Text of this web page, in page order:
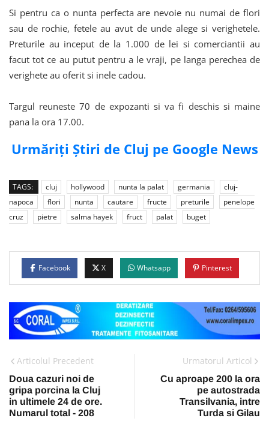
Si pentru ca o nunta perfecta are nevoie nu numai de flori
sau de rochie, fetele au avut de unde alege si verighetele.
Preturile au inceput de la 1.000 de lei si comerciantii au
facut tot ce au putut pentru a le vraji, pe langa perechea de
verighete au oferit si inele cadou.
Targul reuneste 70 de expozanti si va fi deschis si maine
pana la ora 17.00.
Urmăriți Știri de Cluj pe Google News
TAGS: cluj hollywood nunta la palat germania
cluj-
napoca
flori nunta cautare fructe preturile
penelope
cruz
pietre salma hayek fruct palat buget
Facebook X Whatsapp Pinterest
Articolul Precedent
Doua cazuri noi de
gripa porcina la Cluj
in ultimele 24 de ore.
Numarul total - 208
Urmatorul Articol
Cu aproape 200 la ora
pe autostrada
Transilvania, intre
Turda si Gilau